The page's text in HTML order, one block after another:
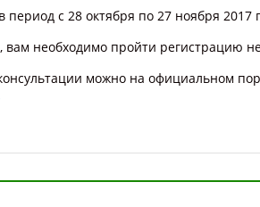
период с 28 октября по 27 ноября 2017
вам необходимо пройти регистрацию
можно на официальном